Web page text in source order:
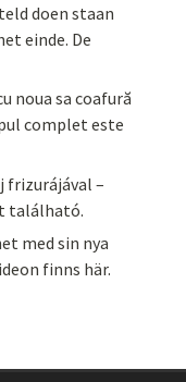
doen staan
einde. De
noua sa coafură
complet este
frizurájával –
található.
med sin nya
finns här.